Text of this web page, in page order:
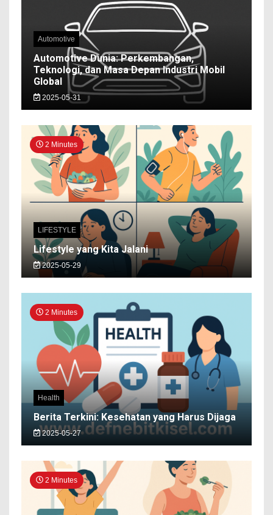
Automotive
Automotive Dunia: Perkembangan,
Teknologi, dan Masa Depan Industri Mobil
Global
2025-05-31
2 Minutes
LIFESTYLE
Lifestyle yang Kita Jalani
2025-05-29
2 Minutes
Health
Berita Terkini: Kesehatan yang Harus Dijaga
2025-05-27
2 Minutes